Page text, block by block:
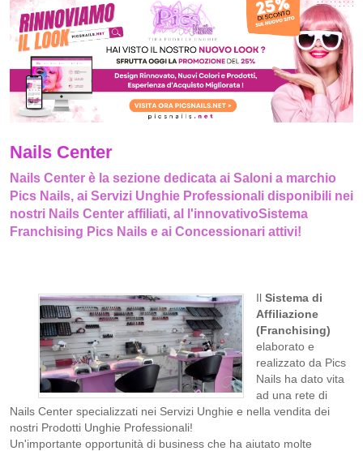
Nails Center
Nails Center è la sezione dedicata ai Saloni a marchio
Pics Nails, ai Servizi Unghie Professionali disponibili nei
nostri Nails Center affiliati, al l'innovativoSistema
Franchising Pics Nails e ai Concessionari attivi!
Il Sistema di
Affiliazione
(Franchising)
elaborato e
realizzato da Pics
Nails ha dato vita
ad una rete di
Nails Center specializzati nei Servizi Unghie e nella vendita dei
nostri Prodotti Unghie Professionali!
Un'importante opportunità di business che ha aiutato molte